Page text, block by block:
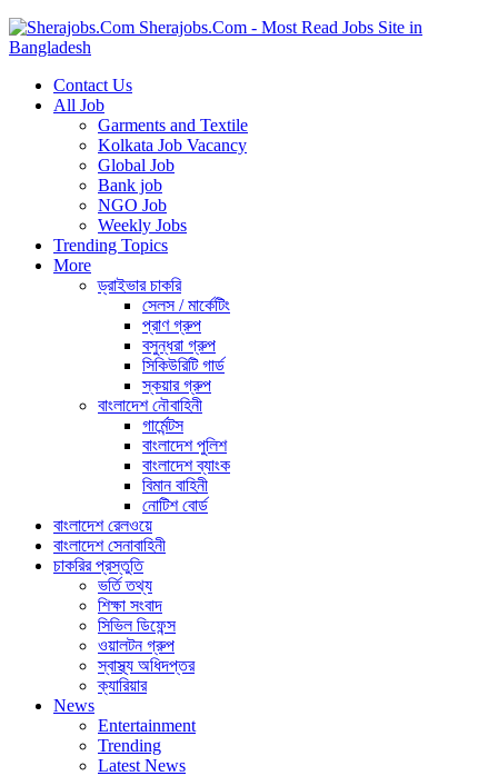
Sherajobs.Com - Most Read Jobs Site in
Bangladesh
Contact Us
All Job
Garments and Textile
Kolkata Job Vacancy
Global Job
Bank job
NGO Job
Weekly Jobs
Trending Topics
More
ড্রাইভার চাকরি
সেলস / মার্কেটিং
প্রাণ গ্রুপ
বসুন্ধরা গ্রুপ
সিকিউরিটি গার্ড
স্কয়ার গ্রুপ
বাংলাদেশ নৌবাহিনী
গার্মেন্টস
বাংলাদেশ পুলিশ
বাংলাদেশ ব্যাংক
বিমান বাহিনী
নোটিশ বোর্ড
বাংলাদেশ রেলওয়ে
বাংলাদেশ সেনাবাহিনী
চাকরির প্রস্তুতি
ভর্তি তথ্য
শিক্ষা সংবাদ
সিভিল ডিফেন্স
ওয়ালটন গ্রুপ
স্বাস্থ্য অধিদপ্তর
ক্যারিয়ার
News
Entertainment
Trending
Latest News